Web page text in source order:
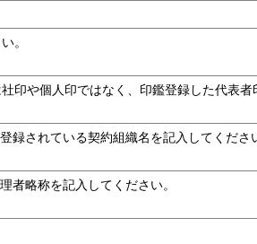
。
印や個人印ではなく、印鑑登録した代表者
されている契約組織名を記入してくださ
者略称を記入してください。